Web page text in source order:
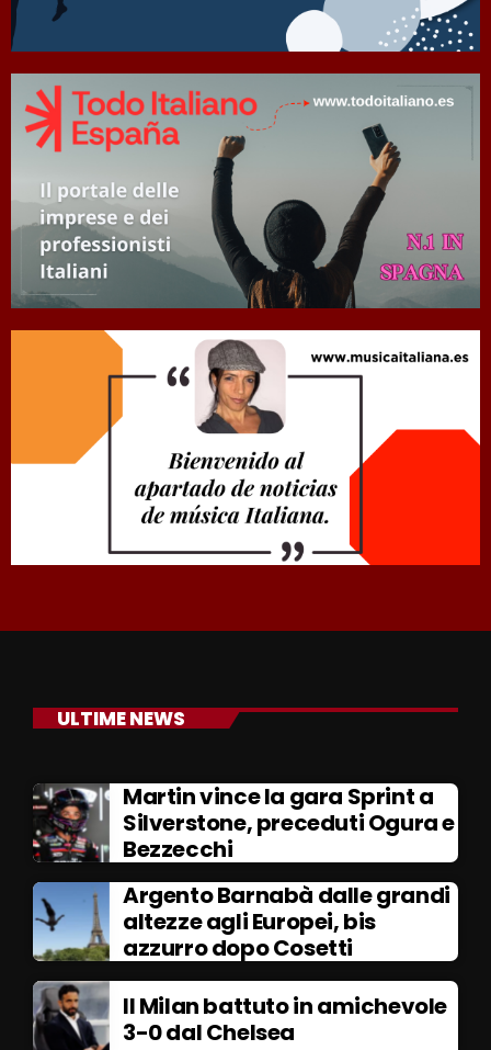
ULTIME NEWS
Martin vince la gara Sprint a
Silverstone, preceduti Ogura e
Bezzecchi
Argento Barnabà dalle grandi
altezze agli Europei, bis
azzurro dopo Cosetti
Il Milan battuto in amichevole
3-0 dal Chelsea